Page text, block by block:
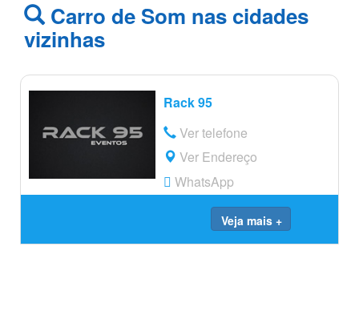
Carro de Som nas cidades
vizinhas
Rack 95
Ver telefone
Ver Endereço
WhatsApp
Veja mais +